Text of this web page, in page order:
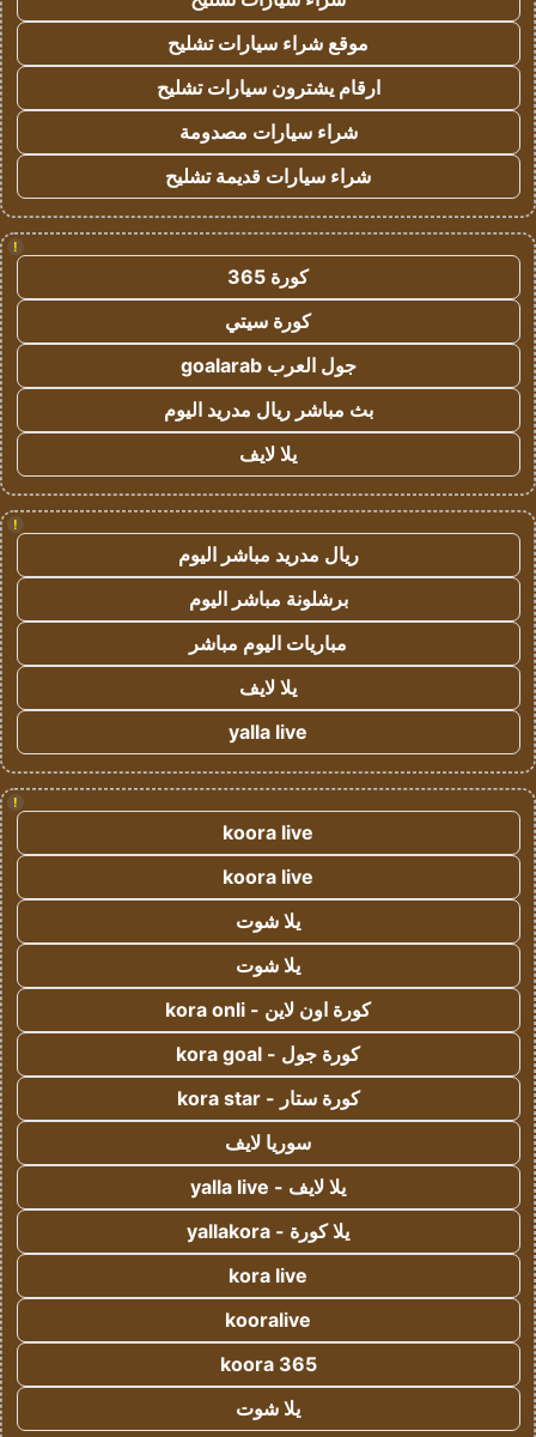
موقع شراء سيارات تشليح
ارقام يشترون سيارات تشليح
شراء سيارات مصدومة
شراء سيارات قديمة تشليح
!
كورة 365
كورة سيتي
جول العرب goalarab
بث مباشر ريال مدريد اليوم
يلا لايف
!
ريال مدريد مباشر اليوم
برشلونة مباشر اليوم
مباريات اليوم مباشر
يلا لايف
yalla live
!
koora live
koora live
يلا شوت
يلا شوت
كورة اون لاين - kora onli
كورة جول - kora goal
كورة ستار - kora star
سوريا لايف
يلا لايف - yalla live
يلا كورة - yallakora
kora live
kooralive
koora 365
يلا شوت